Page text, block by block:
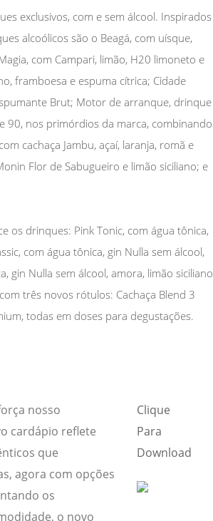
exclusivos, com e sem álcool. Inspirados
alcoólicos são o Beagá, com uísque,
com Campari, limão, H20 limoneto e
framboesa e espuma cítrica; Cidade
Brut; Motor de arranque, drinque
90, nos primórdios da marca, combinando
cachaça Jambu, açaí, laranja, romã e
Flor de Sabugueiro e limão siciliano; e
os drinques: Pink Tonic, com água tônica,
com água tônica, gin Nulla sem álcool,
gin Nulla sem álcool, amora, limão siciliano
três novos rótulos: Cachaça Blend 3
todas em doses para degustações.
nosso
cardápio reflete
que
agora com opções
os
o novo
Clique
Para
Download